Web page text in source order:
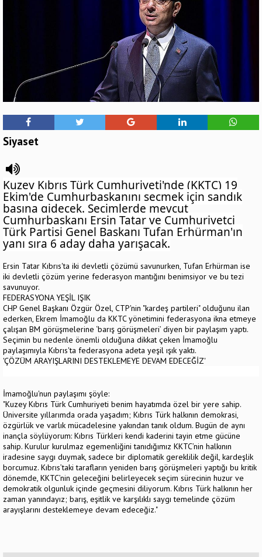
Siyaset
Kuzey Kıbrıs Türk Cumhuriyeti'nde (KKTC) 19
Ekim'de Cumhurbaşkanını seçmek için sandık
başına gidecek. Seçimlerde mevcut
Cumhurbaşkanı Ersin Tatar ve Cumhuriyetçi
Türk Partisi Genel Başkanı Tufan Erhürman'ın
yanı sıra 6 aday daha yarışacak.
Ersin Tatar Kıbrıs'ta iki devletli çözümü savunurken, Tufan Erhürman ise
iki devletli çözüm yerine federasyon mantığını benimsiyor ve bu tezi
savunuyor.
FEDERASYONA YEŞİL IŞIK
CHP Genel Başkanı Özgür Özel, CTP'nin "kardeş partileri" olduğunu ilan
ederken, Ekrem İmamoğlu da KKTC yönetimini federasyona ikna etmeye
çalışan BM görüşmelerine ‘barış görüşmeleri’ diyen bir paylaşım yaptı.
Seçimin bu nedenle önemli olduğuna dikkat çeken İmamoğlu
paylaşımıyla Kıbrıs'ta federasyona adeta yeşil ışık yaktı.
'ÇÖZÜM ARAYIŞLARINI DESTEKLEMEYE DEVAM EDECEĞİZ'
İmamoğlu'nun paylaşımı şöyle:
"Kuzey Kıbrıs Türk Cumhuriyeti benim hayatımda özel bir yere sahip.
Üniversite yıllarımda orada yaşadım; Kıbrıs Türk halkının demokrasi,
özgürlük ve varlık mücadelesine yakından tanık oldum. Bugün de aynı
inançla söylüyorum: Kıbrıs Türkleri kendi kaderini tayin etme gücüne
sahip. Kurulur kurulmaz egemenliğini tanıdığımız KKTC’nin halkının
iradesine saygı duymak, sadece bir diplomatik gereklilik değil, kardeşlik
borcumuz. Kıbrıs’taki tarafların yeniden barış görüşmeleri yaptığı bu kritik
dönemde, KKTC’nin geleceğini belirleyecek seçim sürecinin huzur ve
demokratik olgunluk içinde geçmesini diliyorum. Kıbrıs Türk halkının her
zaman yanındayız; barış, eşitlik ve karşılıklı saygı temelinde çözüm
arayışlarını desteklemeye devam edeceğiz."